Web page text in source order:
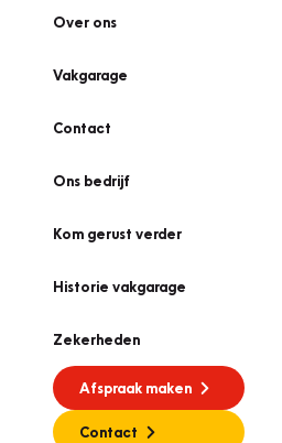
Over ons
Vakgarage
Contact
Ons bedrijf
Kom gerust verder
Historie vakgarage
Zekerheden
Afspraak maken
Contact